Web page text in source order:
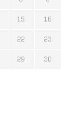
15 16
22 23
29 30